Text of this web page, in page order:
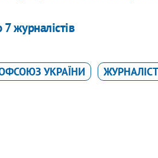
7 журналістів
УКРАЇНИ